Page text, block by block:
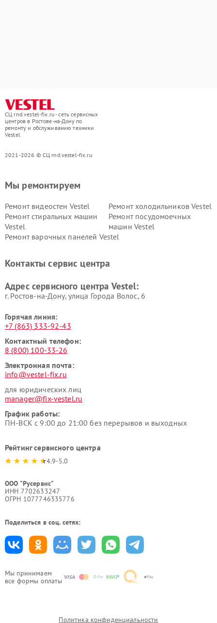
СЦ rnd.vestel-fix.ru - сеть сервисных
центров в Ростове-на-Дону по
ремонту и обслуживанию техники
Vestel
2021-2026 © СЦ rnd.vestel-fix.ru
Мы принимаем
все формы оплаты
Мы ремонтируем
Ремонт видеостен Vestel
Ремонт холодильников Vestel
Ремонт стиральных машин
Vestel
Ремонт посудомоечных
машин Vestel
Ремонт варочных панелей Vestel
Контакты сервис центра
Адрес сервисного центра Vestel:
г. Ростов-на-Дону, улица Города Волос, 6
Горячая линия:
+7 (863) 333-92-43
Контактный телефон:
8 (800) 100-33-26
Электронная почта:
info@vestel-fix.ru
для юридических лиц
manager@fix-vestel.ru
График работы:
ПН-ВСК с 9:00 до 21:00 без перерывов и выходных
Рейтинг сервисного центра
4.9-5.0
ООО "Русервис"
ИНН 7702633247
ОГРН 1077746335776
Поделиться в соц. сетях:
Политика конфиденциальности